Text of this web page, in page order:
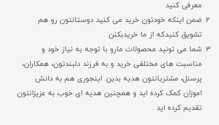
معرفی کنید
ضمن اینکه خودتون خرید می کنید دوستانتون رو هم
تشویق کنیدکه از ما خریدبکنن
شما می تونید محصولات مارو با توجه به نیاز خود و
مناسبت های مختلفی خرید و به فرزند دلبندتون، همکاران،
پرسنل، مشتریانتون هدیه بدین. اینجوری هم به دانش
اموزان کمک کرده اید و همچنین هدیه ای خوب به عزیزانتون
تقدیم کرده اید .